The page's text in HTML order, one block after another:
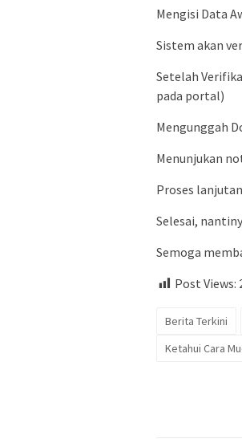
Mengisi Data
Sistem akan
Setelah
pada portal)
Mengunggah
Menunjukan
Proses
Selesai,
Semoga
Post Views:
Berita Terkini
Ketahui Cara